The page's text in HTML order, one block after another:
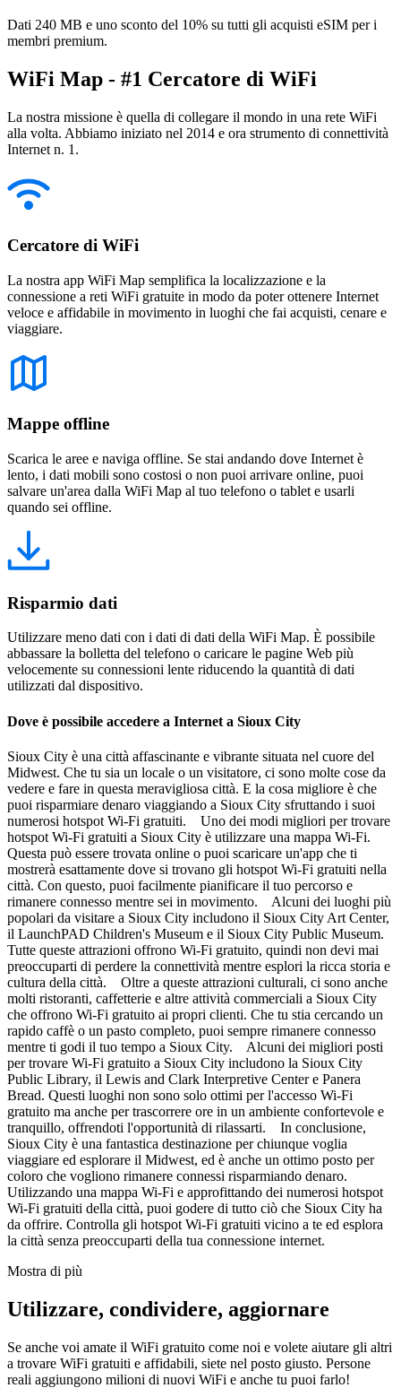
Dati 240 MB e uno sconto del 10% su tutti gli acquisti eSIM per i
membri premium.
WiFi Map - #1 Cercatore di WiFi
La nostra missione è quella di collegare il mondo in una rete WiFi
alla volta. Abbiamo iniziato nel 2014 e ora strumento di connettività
Internet n. 1.
Cercatore di WiFi
La nostra app WiFi Map semplifica la localizzazione e la
connessione a reti WiFi gratuite in modo da poter ottenere Internet
veloce e affidabile in movimento in luoghi che fai acquisti, cenare e
viaggiare.
Mappe offline
Scarica le aree e naviga offline. Se stai andando dove Internet è
lento, i dati mobili sono costosi o non puoi arrivare online, puoi
salvare un'area dalla WiFi Map al tuo telefono o tablet e usarli
quando sei offline.
Risparmio dati
Utilizzare meno dati con i dati di dati della WiFi Map. È possibile
abbassare la bolletta del telefono o caricare le pagine Web più
velocemente su connessioni lente riducendo la quantità di dati
utilizzati dal dispositivo.
Dove è possibile accedere a Internet a Sioux City
Sioux City è una città affascinante e vibrante situata nel cuore del
Midwest. Che tu sia un locale o un visitatore, ci sono molte cose da
vedere e fare in questa meravigliosa città. E la cosa migliore è che
puoi risparmiare denaro viaggiando a Sioux City sfruttando i suoi
numerosi hotspot Wi-Fi gratuiti. Uno dei modi migliori per trovare
hotspot Wi-Fi gratuiti a Sioux City è utilizzare una mappa Wi-Fi.
Questa può essere trovata online o puoi scaricare un'app che ti
mostrerà esattamente dove si trovano gli hotspot Wi-Fi gratuiti nella
città. Con questo, puoi facilmente pianificare il tuo percorso e
rimanere connesso mentre sei in movimento. Alcuni dei luoghi più
popolari da visitare a Sioux City includono il Sioux City Art Center,
il LaunchPAD Children's Museum e il Sioux City Public Museum.
Tutte queste attrazioni offrono Wi-Fi gratuito, quindi non devi mai
preoccuparti di perdere la connettività mentre esplori la ricca storia e
cultura della città. Oltre a queste attrazioni culturali, ci sono anche
molti ristoranti, caffetterie e altre attività commerciali a Sioux City
che offrono Wi-Fi gratuito ai propri clienti. Che tu stia cercando un
rapido caffè o un pasto completo, puoi sempre rimanere connesso
mentre ti godi il tuo tempo a Sioux City. Alcuni dei migliori posti
per trovare Wi-Fi gratuito a Sioux City includono la Sioux City
Public Library, il Lewis and Clark Interpretive Center e Panera
Bread. Questi luoghi non sono solo ottimi per l'accesso Wi-Fi
gratuito ma anche per trascorrere ore in un ambiente confortevole e
tranquillo, offrendoti l'opportunità di rilassarti. In conclusione,
Sioux City è una fantastica destinazione per chiunque voglia
viaggiare ed esplorare il Midwest, ed è anche un ottimo posto per
coloro che vogliono rimanere connessi risparmiando denaro.
Utilizzando una mappa Wi-Fi e approfittando dei numerosi hotspot
Wi-Fi gratuiti della città, puoi godere di tutto ciò che Sioux City ha
da offrire. Controlla gli hotspot Wi-Fi gratuiti vicino a te ed esplora
la città senza preoccuparti della tua connessione internet.
Mostra di più
Utilizzare, condividere, aggiornare
Se anche voi amate il WiFi gratuito come noi e volete aiutare gli altri
a trovare WiFi gratuiti e affidabili, siete nel posto giusto. Persone
reali aggiungono milioni di nuovi WiFi e anche tu puoi farlo!